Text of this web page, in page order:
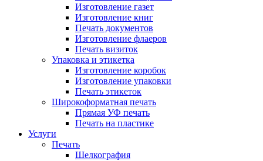
Изготовление газет
Изготовление книг
Печать документов
Изготовление флаеров
Печать визиток
Упаковка и этикетка
Изготовление коробок
Изготовление упаковки
Печать этикеток
Широкоформатная печать
Прямая УФ печать
Печать на пластике
Услуги
Печать
Шелкография